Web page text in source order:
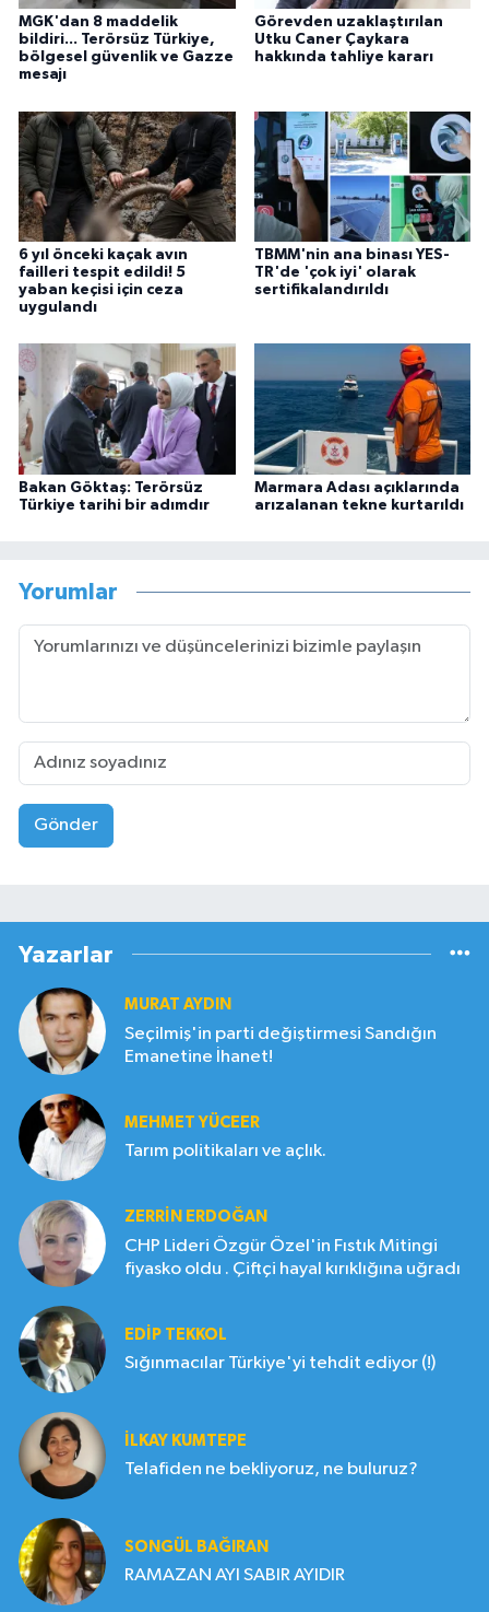
MGK'dan 8 maddelik
bildiri... Terörsüz Türkiye,
bölgesel güvenlik ve Gazze
mesajı
Görevden uzaklaştırılan
Utku Caner Çaykara
hakkında tahliye kararı
6 yıl önceki kaçak avın
failleri tespit edildi! 5
yaban keçisi için ceza
uygulandı
TBMM'nin ana binası YES-
TR'de 'çok iyi' olarak
sertifikalandırıldı
Bakan Göktaş: Terörsüz
Türkiye tarihi bir adımdır
Marmara Adası açıklarında
arızalanan tekne kurtarıldı
Yorumlar
Gönder
Yazarlar
MURAT AYDIN
Seçilmiş'in parti değiştirmesi Sandığın
Emanetine İhanet!
MEHMET YÜCEER
Tarım politikaları ve açlık.
ZERRIN ERDOĞAN
CHP Lideri Özgür Özel'in Fıstık Mitingi
fiyasko oldu . Çiftçi hayal kırıklığına uğradı
EDIP TEKKOL
Sığınmacılar Türkiye'yi tehdit ediyor (!)
İLKAY KUMTEPE
Telafiden ne bekliyoruz, ne buluruz?
SONGÜL BAĞIRAN
RAMAZAN AYI SABIR AYIDIR